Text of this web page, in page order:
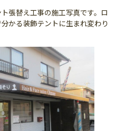
張替え工事の施工写真です。ロ
かる装飾テントに生まれ変わり